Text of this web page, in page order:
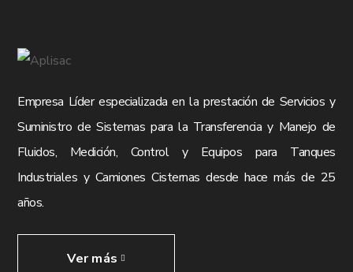
Empresa Líder especializada en la prestación de Servicios y
Suministro de Sistemas para la Transferencia y Manejo de
Fluidos, Medición, Control y Equipos para Tanques
Industriales y Camiones Cisternas desde hace más de 25
años.
Ver más